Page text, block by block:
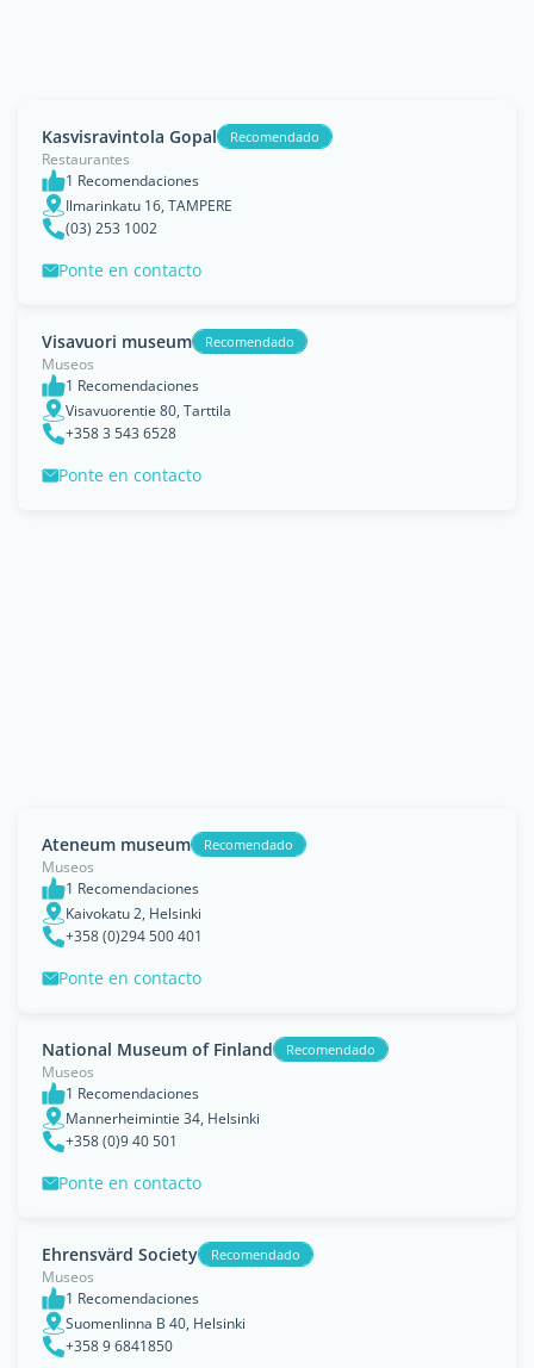
Kasvisravintola Gopal Recomendado
Restaurantes
1 Recomendaciones
Ilmarinkatu 16, TAMPERE
(03) 253 1002
Ponte en contacto
Visavuori museum Recomendado
Museos
1 Recomendaciones
Visavuorentie 80, Tarttila
+358 3 543 6528
Ponte en contacto
Ateneum museum Recomendado
Museos
1 Recomendaciones
Kaivokatu 2, Helsinki
+358 (0)294 500 401
Ponte en contacto
National Museum of Finland Recomendado
Museos
1 Recomendaciones
Mannerheimintie 34, Helsinki
+358 (0)9 40 501
Ponte en contacto
Ehrensvärd Society Recomendado
Museos
1 Recomendaciones
Suomenlinna B 40, Helsinki
+358 9 6841850